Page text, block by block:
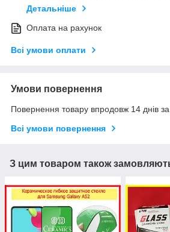
Детальніше
Оплата на рахунок
Всі умови оплати
Умови повернення
Повернення товару впродовж 14 днів
Всі умови повернення
З цим товаром також